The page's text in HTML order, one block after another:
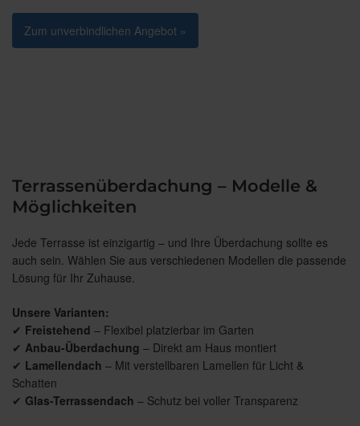
Zum unverbindlichen Angebot »
Terrassenüberdachung – Modelle &
Möglichkeiten
Jede Terrasse ist einzigartig – und Ihre Überdachung sollte es
auch sein. Wählen Sie aus verschiedenen Modellen die passende
Lösung für Ihr Zuhause.
Unsere Varianten:
✔ Freistehend – Flexibel platzierbar im Garten
✔ Anbau-Überdachung – Direkt am Haus montiert
✔ Lamellendach – Mit verstellbaren Lamellen für Licht &
Schatten
✔ Glas-Terrassendach – Schutz bei voller Transparenz